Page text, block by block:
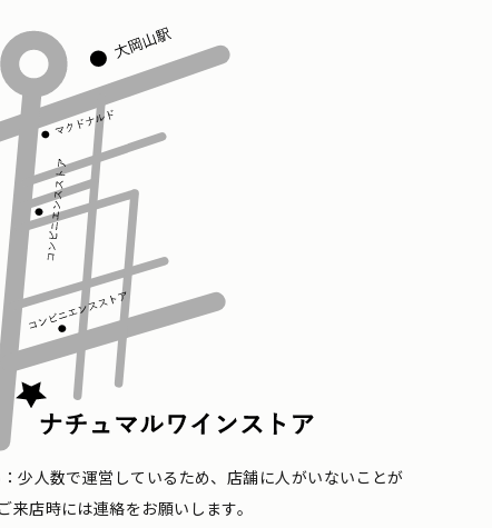
少人数で運営しているため、店舗に人がいないことが
来店時には連絡をお願いします。